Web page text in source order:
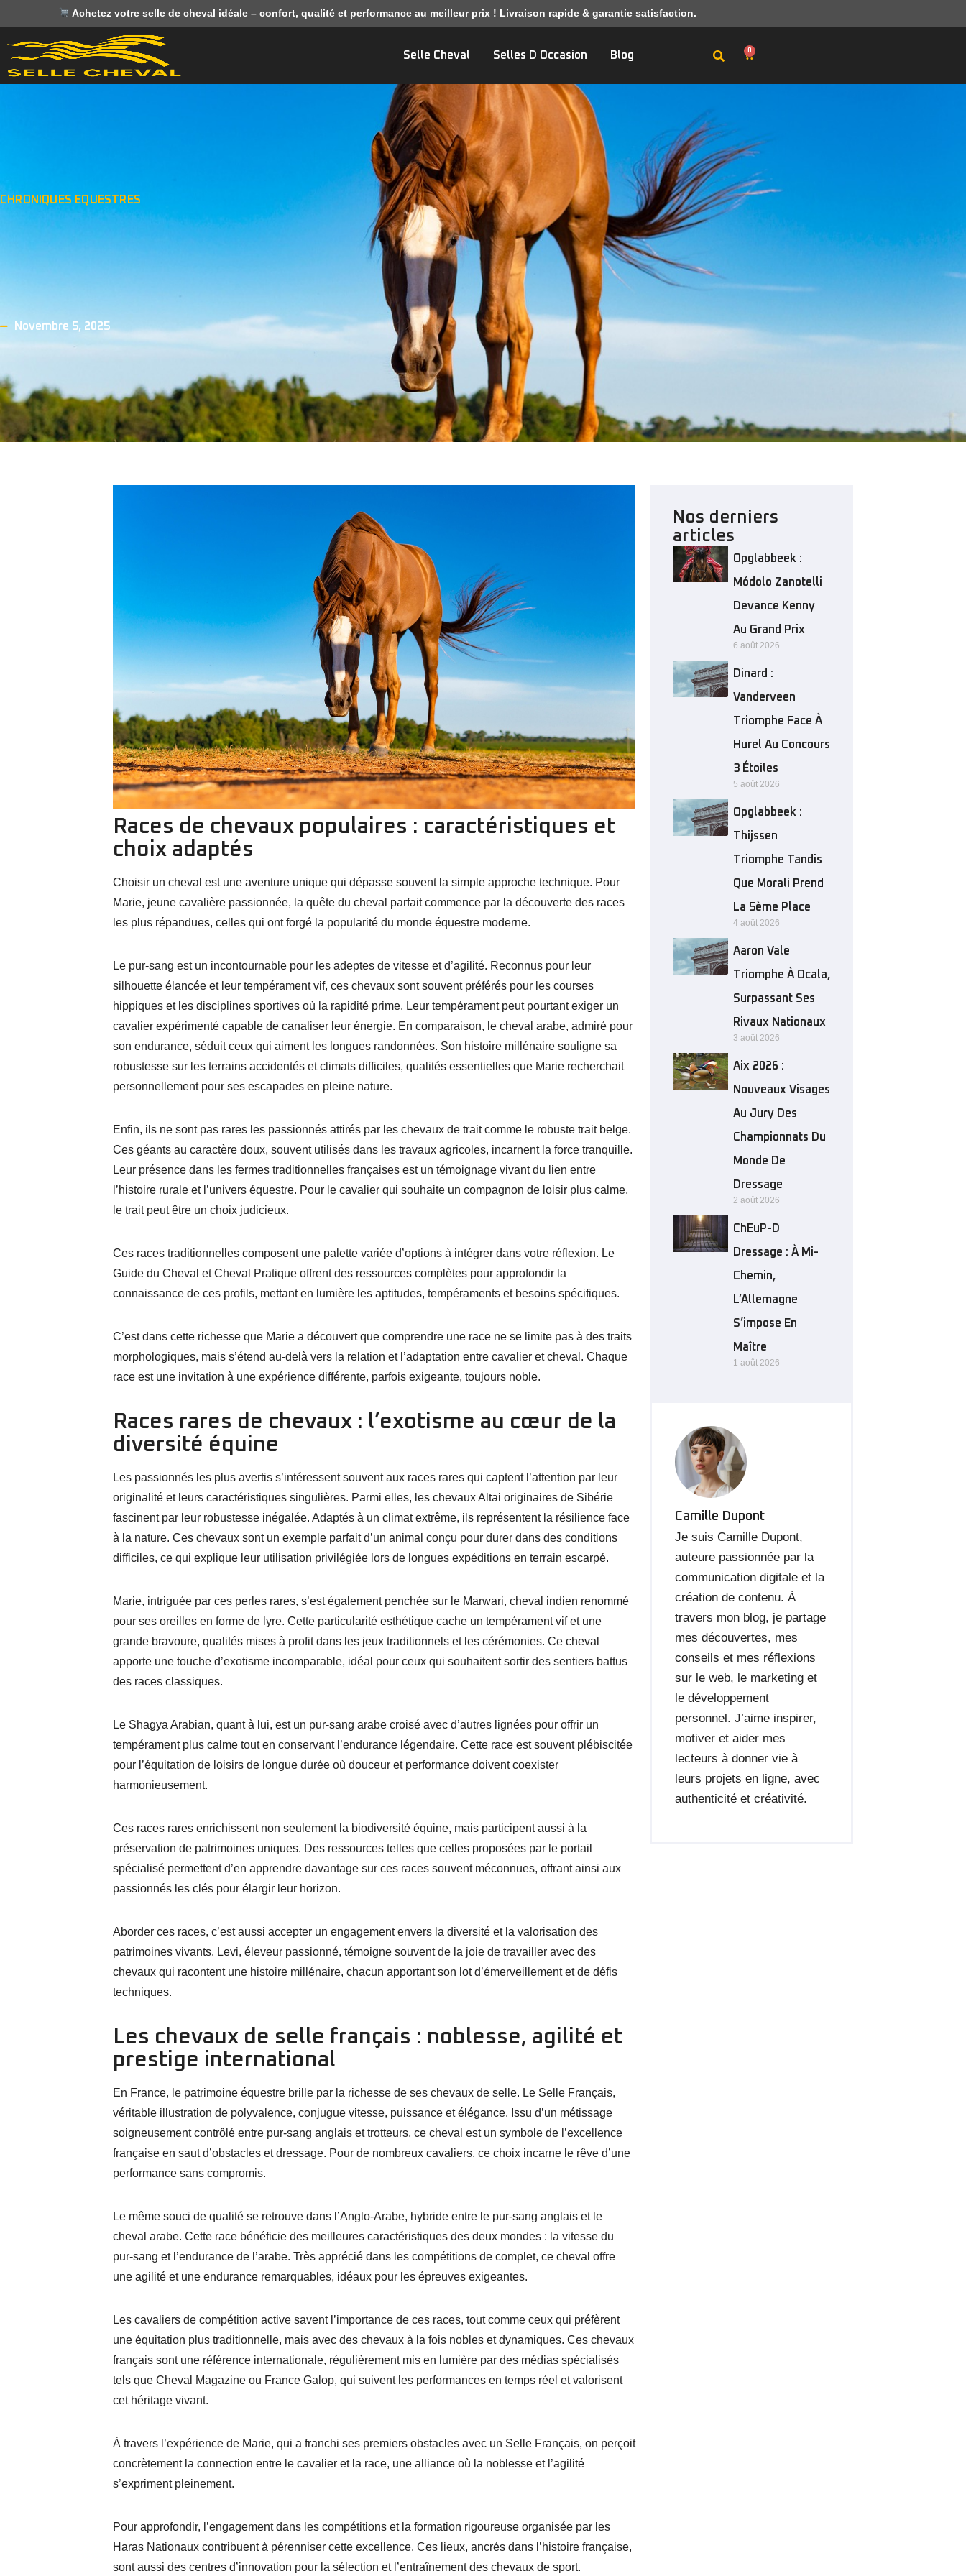
Achetez votre selle de cheval idéale – confort, qualité et performance au meilleur prix ! Livraison rapide & garantie satisfaction.
Selle Cheval Selles D Occasion Blog 0
CHRONIQUES EQUESTRES
Novembre 5, 2025
Races de chevaux populaires : caractéristiques et
choix adaptés
Choisir un cheval est une aventure unique qui dépasse souvent la simple approche technique. Pour
Marie, jeune cavalière passionnée, la quête du cheval parfait commence par la découverte des races
les plus répandues, celles qui ont forgé la popularité du monde équestre moderne.
Le pur-sang est un incontournable pour les adeptes de vitesse et d’agilité. Reconnus pour leur
silhouette élancée et leur tempérament vif, ces chevaux sont souvent préférés pour les courses
hippiques et les disciplines sportives où la rapidité prime. Leur tempérament peut pourtant exiger un
cavalier expérimenté capable de canaliser leur énergie. En comparaison, le cheval arabe, admiré pour
son endurance, séduit ceux qui aiment les longues randonnées. Son histoire millénaire souligne sa
robustesse sur les terrains accidentés et climats difficiles, qualités essentielles que Marie recherchait
personnellement pour ses escapades en pleine nature.
Enfin, ils ne sont pas rares les passionnés attirés par les chevaux de trait comme le robuste trait belge.
Ces géants au caractère doux, souvent utilisés dans les travaux agricoles, incarnent la force tranquille.
Leur présence dans les fermes traditionnelles françaises est un témoignage vivant du lien entre
l’histoire rurale et l’univers équestre. Pour le cavalier qui souhaite un compagnon de loisir plus calme,
le trait peut être un choix judicieux.
Ces races traditionnelles composent une palette variée d’options à intégrer dans votre réflexion. Le
Guide du Cheval et Cheval Pratique offrent des ressources complètes pour approfondir la
connaissance de ces profils, mettant en lumière les aptitudes, tempéraments et besoins spécifiques.
C’est dans cette richesse que Marie a découvert que comprendre une race ne se limite pas à des traits
morphologiques, mais s’étend au-delà vers la relation et l’adaptation entre cavalier et cheval. Chaque
race est une invitation à une expérience différente, parfois exigeante, toujours noble.
Races rares de chevaux : l’exotisme au cœur de la
diversité équine
Les passionnés les plus avertis s’intéressent souvent aux races rares qui captent l’attention par leur
originalité et leurs caractéristiques singulières. Parmi elles, les chevaux Altai originaires de Sibérie
fascinent par leur robustesse inégalée. Adaptés à un climat extrême, ils représentent la résilience face
à la nature. Ces chevaux sont un exemple parfait d’un animal conçu pour durer dans des conditions
difficiles, ce qui explique leur utilisation privilégiée lors de longues expéditions en terrain escarpé.
Marie, intriguée par ces perles rares, s’est également penchée sur le Marwari, cheval indien renommé
pour ses oreilles en forme de lyre. Cette particularité esthétique cache un tempérament vif et une
grande bravoure, qualités mises à profit dans les jeux traditionnels et les cérémonies. Ce cheval
apporte une touche d’exotisme incomparable, idéal pour ceux qui souhaitent sortir des sentiers battus
des races classiques.
Le Shagya Arabian, quant à lui, est un pur-sang arabe croisé avec d’autres lignées pour offrir un
tempérament plus calme tout en conservant l’endurance légendaire. Cette race est souvent plébiscitée
pour l’équitation de loisirs de longue durée où douceur et performance doivent coexister
harmonieusement.
Ces races rares enrichissent non seulement la biodiversité équine, mais participent aussi à la
préservation de patrimoines uniques. Des ressources telles que celles proposées par le portail
spécialisé permettent d’en apprendre davantage sur ces races souvent méconnues, offrant ainsi aux
passionnés les clés pour élargir leur horizon.
Aborder ces races, c’est aussi accepter un engagement envers la diversité et la valorisation des
patrimoines vivants. Levi, éleveur passionné, témoigne souvent de la joie de travailler avec des
chevaux qui racontent une histoire millénaire, chacun apportant son lot d’émerveillement et de défis
techniques.
Les chevaux de selle français : noblesse, agilité et
prestige international
En France, le patrimoine équestre brille par la richesse de ses chevaux de selle. Le Selle Français,
véritable illustration de polyvalence, conjugue vitesse, puissance et élégance. Issu d’un métissage
soigneusement contrôlé entre pur-sang anglais et trotteurs, ce cheval est un symbole de l’excellence
française en saut d’obstacles et dressage. Pour de nombreux cavaliers, ce choix incarne le rêve d’une
performance sans compromis.
Le même souci de qualité se retrouve dans l’Anglo-Arabe, hybride entre le pur-sang anglais et le
cheval arabe. Cette race bénéficie des meilleures caractéristiques des deux mondes : la vitesse du
pur-sang et l’endurance de l’arabe. Très apprécié dans les compétitions de complet, ce cheval offre
une agilité et une endurance remarquables, idéaux pour les épreuves exigeantes.
Les cavaliers de compétition active savent l’importance de ces races, tout comme ceux qui préfèrent
une équitation plus traditionnelle, mais avec des chevaux à la fois nobles et dynamiques. Ces chevaux
français sont une référence internationale, régulièrement mis en lumière par des médias spécialisés
tels que Cheval Magazine ou France Galop, qui suivent les performances en temps réel et valorisent
cet héritage vivant.
À travers l’expérience de Marie, qui a franchi ses premiers obstacles avec un Selle Français, on perçoit
concrètement la connection entre le cavalier et la race, une alliance où la noblesse et l’agilité
s’expriment pleinement.
Pour approfondir, l’engagement dans les compétitions et la formation rigoureuse organisée par les
Haras Nationaux contribuent à pérenniser cette excellence. Ces lieux, ancrés dans l’histoire française,
sont aussi des centres d’innovation pour la sélection et l’entraînement des chevaux de sport.
Nos derniers
articles
Opglabbeek :
Módolo Zanotelli
Devance Kenny
Au Grand Prix
6 août 2026
Dinard :
Vanderveen
Triomphe Face À
Hurel Au Concours
3 Étoiles
5 août 2026
Opglabbeek :
Thijssen
Triomphe Tandis
Que Morali Prend
La 5ème Place
4 août 2026
Aaron Vale
Triomphe À Ocala,
Surpassant Ses
Rivaux Nationaux
3 août 2026
Aix 2026 :
Nouveaux Visages
Au Jury Des
Championnats Du
Monde De
Dressage
2 août 2026
ChEuP-D
Dressage : À Mi-
Chemin,
L’Allemagne
S’impose En
Maître
1 août 2026
Camille Dupont
Je suis Camille Dupont,
auteure passionnée par la
communication digitale et la
création de contenu. À
travers mon blog, je partage
mes découvertes, mes
conseils et mes réflexions
sur le web, le marketing et
le développement
personnel. J’aime inspirer,
motiver et aider mes
lecteurs à donner vie à
leurs projets en ligne, avec
authenticité et créativité.